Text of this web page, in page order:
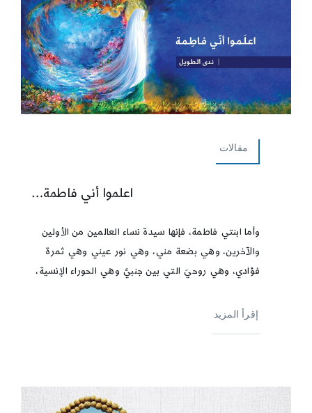
مقالات
اعلموا أني فاطمة…
وأما ابنتي فاطمة، فإنها سيدة نساء العالمين من الأولين
والآخرين، وهي بضعة مني، وهي نور عيني وهي ثمرة
فؤادي، وهي روحيَ التي بين جنبيَّ وهي الحوراء الإنسية،
إقرأ المزيد